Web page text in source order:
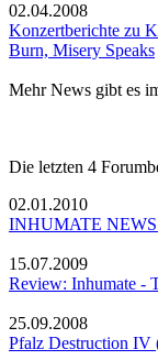
02.04.2008
Konzertberichte zu
Burn, Misery Speaks
Mehr News gibt es
Die letzten 4
02.01.2010
INHUMATE
15.07.2009
Review: Inhumate -
25.09.2008
Pfalz Destruction IV